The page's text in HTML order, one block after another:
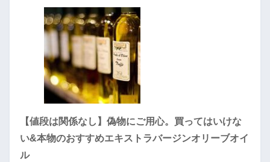
【値段は関係なし】偽物にご用心。買ってはいけな
い&本物のおすすめエキストラバージンオリーブオイ
ル